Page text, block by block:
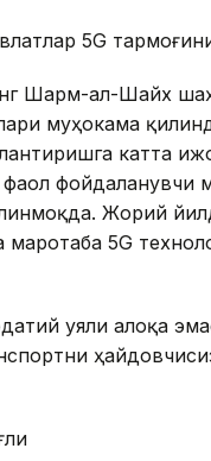
5G
Шарм-ал-Шайх
муҳокама
катта
фаол
Жорий
5G
уяли алоқа